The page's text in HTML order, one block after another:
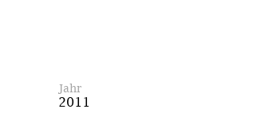
Jahr
2011